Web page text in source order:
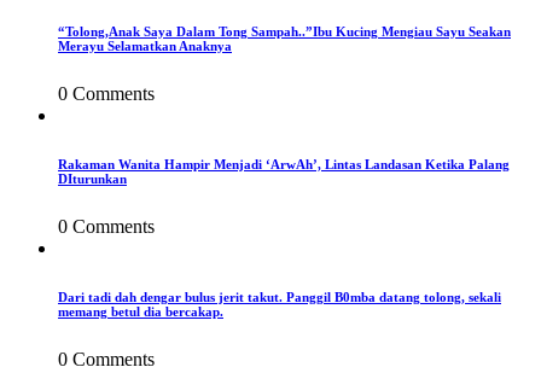
“Tolong,Anak Saya Dalam Tong Sampah..”Ibu Kucing Mengiau Sayu Seakan
Merayu Selamatkan Anaknya
0 Comments
Rakaman Wanita Hampir Menjadi ‘ArwAh’, Lintas Landasan Ketika Palang
DIturunkan
0 Comments
Dari tadi dah dengar bulus jerit takut. Panggil B0mba datang tolong, sekali
memang betul dia bercakap.
0 Comments